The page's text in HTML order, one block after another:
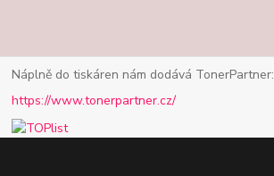
Náplně do tiskáren nám dodává TonerPartner:
https://www.tonerpartner.cz/